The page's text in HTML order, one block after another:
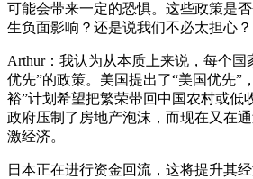
可能会带来一定的恐惧。这些政策是
生负面影响？还是说我们不必太担心？
Arthur：我认为从本质上来说，每个国
优先”的政策。美国提出了“美国优先”
裕”计划希望把繁荣带回中国农村或低
政府压制了房地产泡沫，而现在又在
激经济。
日本正在进行资金回流，这将提升其